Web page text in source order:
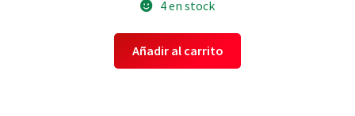
4 en stock
Añadir al carrito